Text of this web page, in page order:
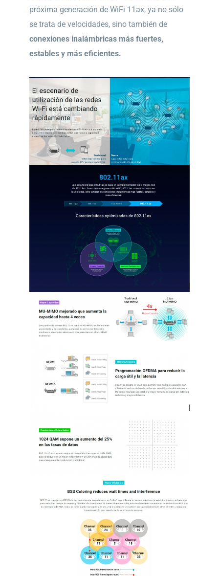
próxima generación de WiFi 11ax, ya no sólo
se trata de velocidades, sino también de
conexiones inalámbricas más fuertes,
estables y más eficientes.